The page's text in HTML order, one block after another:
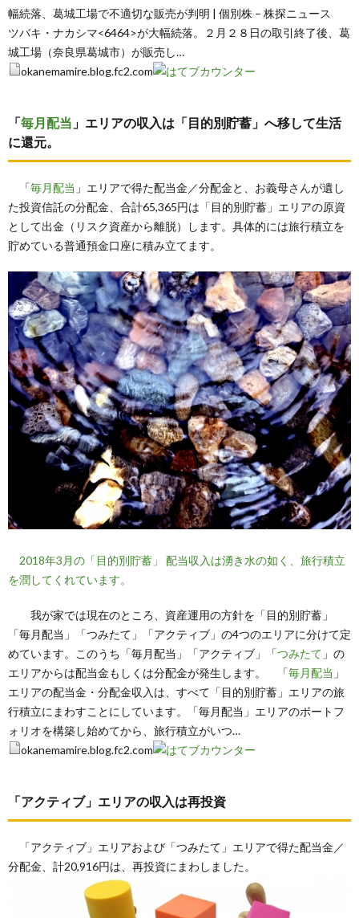
幅続落、葛城工場で不適切な販売が判明 | 個別株 – 株探ニュース
ツバキ・ナカシマ<6464>が大幅続落。２月２８日の取引終了後、葛
城工場（奈良県葛城市）が販売し…
okanemamire.blog.fc2.com
「毎月配当 」エリアの収入は「目的別貯蓄」へ移して生活
に還元。
「毎月配当 」エリアで得た配当金／分配金と、お義母さんが遺し
た投資信託の分配金、合計65,365円は「目的別貯蓄」エリアの原資
として出金（リスク資産から離脱）します。具体的には旅行積立を
貯めている普通預金口座に積み立てます。
2018年3月の「目的別貯蓄」 配当収入は湧き水の如く、旅行積立
を潤してくれています。
我が家では現在のところ、資産運用の方針を「目的別貯蓄」
「毎月配当」「つみたて」「アクティブ」の4つのエリアに分けて定
めています。このうち「毎月配当」「アクティブ」「つみたて 」の
エリアからは配当金もしくは分配金が発生します。 「毎月配当 」
エリアの配当金・分配金収入は、すべて「目的別貯蓄」エリアの旅
行積立にまわすことにしています。「毎月配当」エリアのポートフ
ォリオを構築し始めてから、旅行積立がいつ…
okanemamire.blog.fc2.com
「アクティブ」エリアの収入は再投資
「アクティブ」エリアおよび「つみたて」エリアで得た配当金／
分配金、計20,916円は、再投資にまわしました。